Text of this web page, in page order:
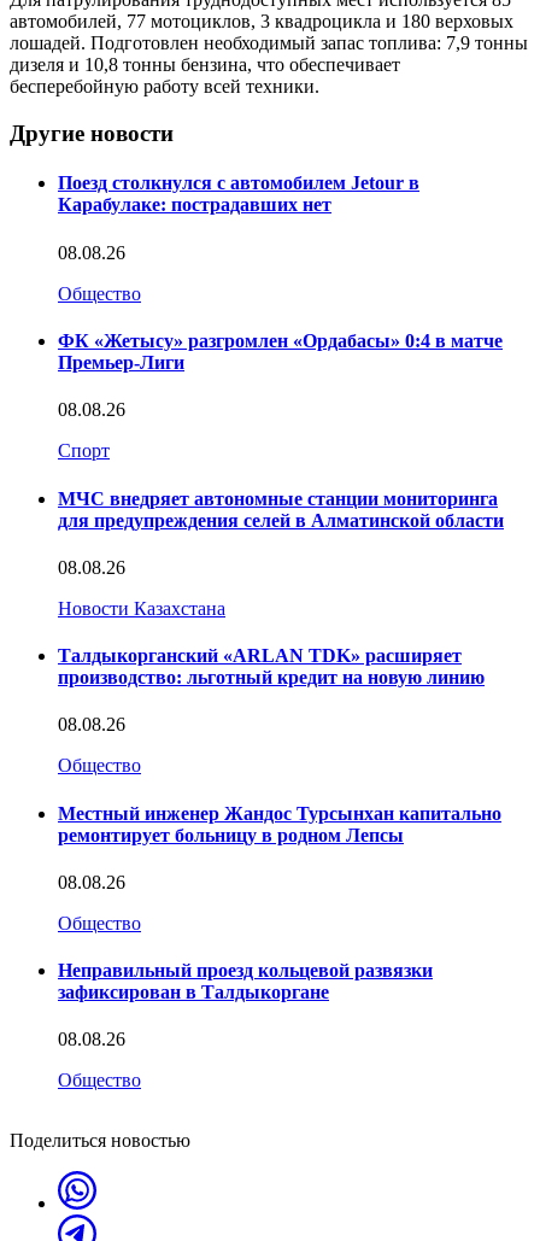
автомобилей, 77 мотоциклов, 3 квадроцикла и 180 верховых
лошадей. Подготовлен необходимый запас топлива: 7,9 тонны
дизеля и 10,8 тонны бензина, что обеспечивает
бесперебойную работу всей техники.
Другие новости
Поезд столкнулся с автомобилем Jetour в
Карабулаке: пострадавших нет
08.08.26
Общество
ФК «Жетысу» разгромлен «Ордабасы» 0:4 в матче
Премьер-Лиги
08.08.26
Спорт
МЧС внедряет автономные станции мониторинга
для предупреждения селей в Алматинской области
08.08.26
Новости Казахстана
Талдыкорганский «ARLAN TDK» расширяет
производство: льготный кредит на новую линию
08.08.26
Общество
Местный инженер Жандос Турсынхан капитально
ремонтирует больницу в родном Лепсы
08.08.26
Общество
Неправильный проезд кольцевой развязки
зафиксирован в Талдыкоргане
08.08.26
Общество
Поделиться новостью